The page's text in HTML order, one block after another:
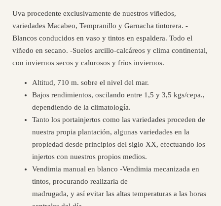
Uva procedente exclusivamente de nuestros viñedos,
variedades Macabeo, Tempranillo y Garnacha tintorera. -
Blancos conducidos en vaso y tintos en espaldera. Todo el
viñedo en secano. -Suelos arcillo-calcáreos y clima continental,
con inviernos secos y calurosos y fríos inviernos.
Altitud, 710 m. sobre el nivel del mar.
Bajos rendimientos, oscilando entre 1,5 y 3,5 kgs/cepa.,
dependiendo de la climatología.
Tanto los portainjertos como las variedades proceden de
nuestra propia plantación, algunas variedades en la
propiedad desde principios del siglo XX, efectuando los
injertos con nuestros propios medios.
Vendimia manual en blanco -Vendimia mecanizada en
tintos, procurando realizarla de
madrugada, y así evitar las altas temperaturas a las horas